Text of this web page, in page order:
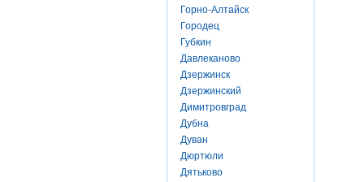
Горно-Алтайск
Городец
Губкин
Давлеканово
Дзержинск
Дзержинский
Димитровград
Дубна
Дуван
Дюртюли
Дятьково